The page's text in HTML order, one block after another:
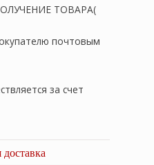
ТОВАРА(
почтовым
за счет